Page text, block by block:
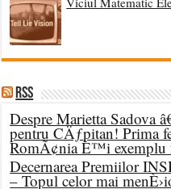
RSS
Despre Marietta Sadova
pentru CÄƒpitan! Prima
RomÃ¢nia È™i exemplu
Decernarea Premiilor
– Topul celor mai